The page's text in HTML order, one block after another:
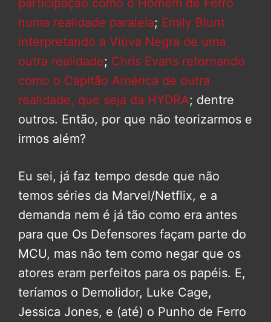
participação como o Homem de Ferro
numa realidade paralela; Emily Blunt
interpretando a Viúva Negra de uma
outra realidade; Chris Evans retornando
como o Capitão América de outra
realidade, que seja da HYDRA; dentre
outros. Então, por que não teorizarmos e
irmos além?
Eu sei, já faz tempo desde que não
temos séries da Marvel/Netflix, e a
demanda nem é já tão como era antes
para que Os Defensores façam parte do
MCU, mas não tem como negar que os
atores eram perfeitos para os papéis. E,
teríamos o Demolidor, Luke Cage,
Jessica Jones, e (até) o Punho de Ferro